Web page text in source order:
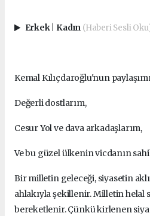
Erkek Kadın (Haberi Sesli
Kemal Kılıçdaroğlu'nun
Değerli dostlarım,
Cesur Yol ve dava arkadaşlarım,
Ve bu güzel ülkenin vicdanın
Bir milletin geleceği, siyasetin
ahlakıyla şekillenir. Milletin helal
bereketlenir. Çünkü kirlenen